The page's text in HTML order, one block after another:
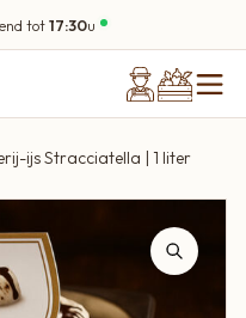
tot17:30u
ijs Stracciatella | 1 liter